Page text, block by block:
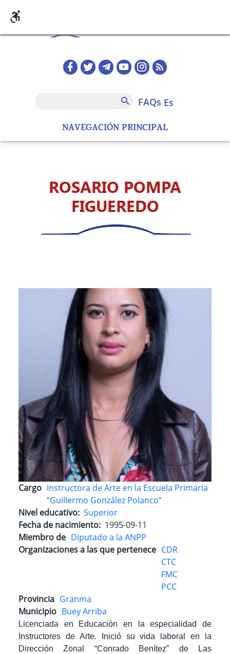
NAVEGACIÓN PRINCIPAL
Redes sociales home
FAQs
FAQs es
ROSARIO POMPA
FIGUEREDO
Cargo Instructora de Arte en la Escuela Primaria
“Guillermo González Polanco”
Nivel educativo Superior
Fecha de nacimiento 1995-09-11
Miembro de Diputado a la ANPP
Organizaciones a las que pertenece CDR
CTC
FMC
PCC
Provincia Granma
Municipio Buey Arriba
Licenciada en Educación en la especialidad de
Instructores de Arte. Inició su vida laboral en la
Dirección Zonal “Conrado Benítez” de Las